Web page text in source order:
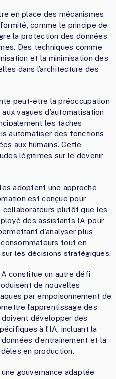
en place des mécanismes
comme le principe de
la protection des données
Des techniques comme
et la minimisation des
dans l’architecture des
peut-être la préoccupation
vagues d’automatisation
les tâches
automatiser des fonctions
aux humains. Cette
légitimes sur le devenir
adoptent une approche
est conçue pour
collaborateurs plutôt que les
des assistants IA pour
d’analyser plus
tout en
les décisions stratégiques.
constitue un autre défi
de nouvelles
par empoisonnement de
l’apprentissage des
développer des
à l’IA, incluant la
d’entraînement et la
en production.
gouvernance adaptée